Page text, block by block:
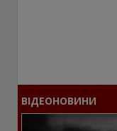
ВІДЕОНОВИНИ